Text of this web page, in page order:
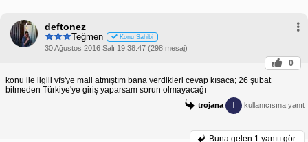
deftonez
Teğmen Konu Sahibi
30 Ağustos 2016 Salı 19:38:47 (298 mesaj)
0
konu ile ilgili vfs'ye mail atmıştım bana verdikleri cevap kısaca; 26 şubat
bitmeden Türkiye'ye giriş yaparsam sorun olmayacağı
trojana T kullanıcısına yanıt
Buna gelen 1 yanıtı gör.